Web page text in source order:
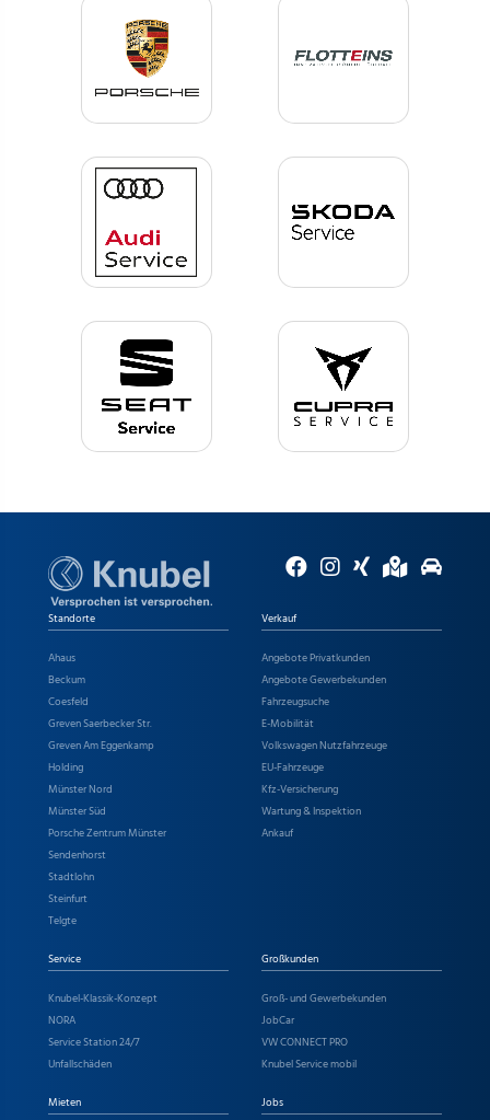
Standorte
Ahaus
Beckum
Coesfeld
Greven Saerbecker Str.
Greven Am Eggenkamp
Holding
Münster Nord
Münster Süd
Porsche Zentrum Münster
Sendenhorst
Stadtlohn
Steinfurt
Telgte
Verkauf
Angebote Privatkunden
Angebote Gewerbekunden
Fahrzeugsuche
E-Mobilität
Volkswagen Nutzfahrzeuge
EU-Fahrzeuge
Kfz-Versicherung
Wartung & Inspektion
Ankauf
Service
Knubel-Klassik-Konzept
NORA
Service Station 24/7
Unfallschäden
Großkunden
Groß- und Gewerbekunden
JobCar
VW CONNECT PRO
Knubel Service mobil
Mieten Jobs